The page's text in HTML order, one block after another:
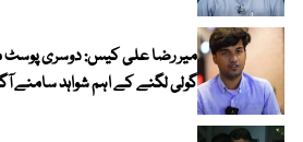
میر رضا علی کیس: دوسری پوسٹ
گولی لگنے کے اہم شواہد سامنے